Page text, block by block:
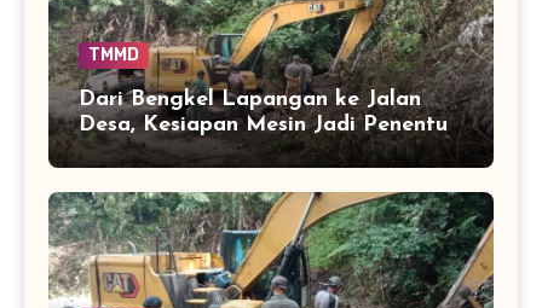
TMMD
Dari Bengkel Lapangan ke Jalan
Desa, Kesiapan Mesin Jadi Penentu